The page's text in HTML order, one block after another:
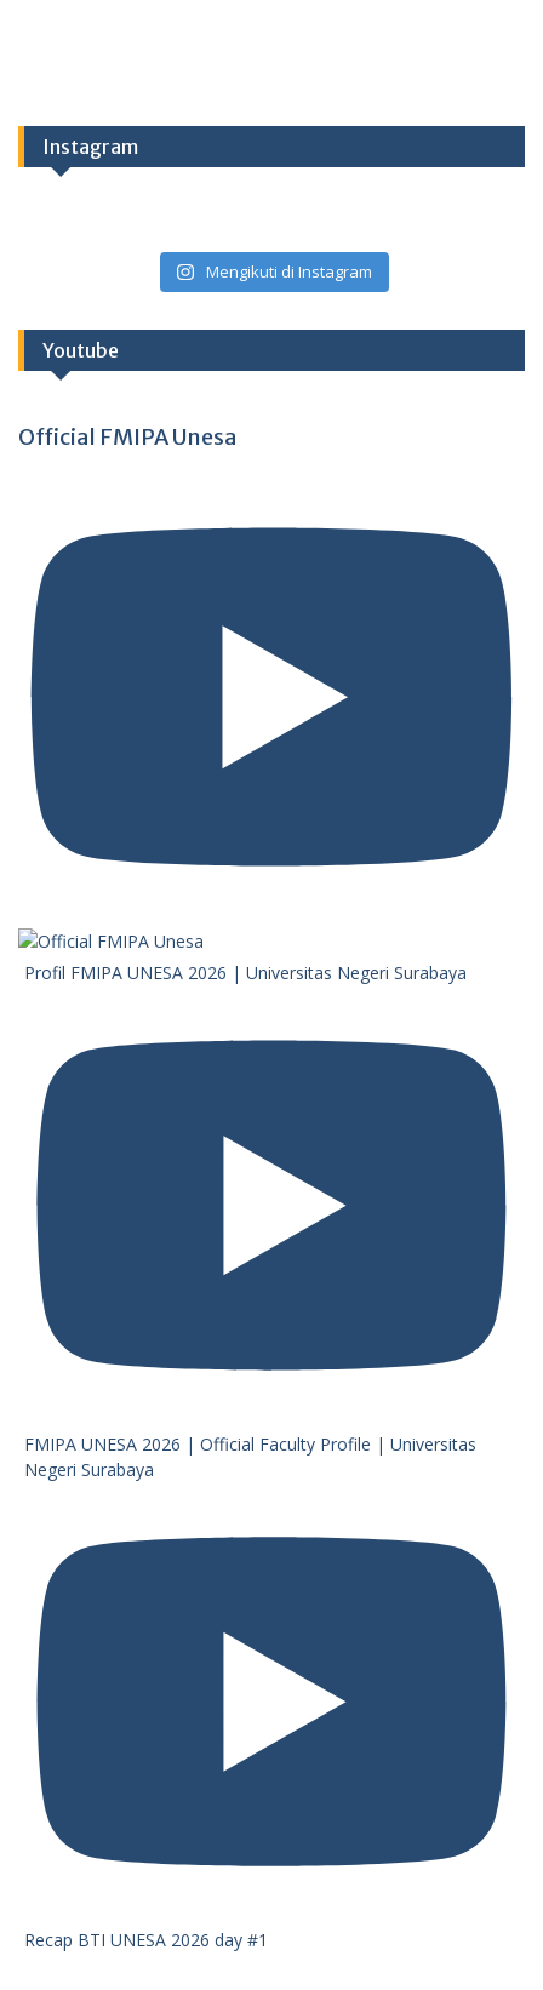
Instagram
Mengikuti di Instagram
Youtube
Official FMIPA Unesa
Profil FMIPA UNESA 2026 | Universitas Negeri Surabaya
FMIPA UNESA 2026 | Official Faculty Profile | Universitas
Negeri Surabaya
Recap BTI UNESA 2026 day #1